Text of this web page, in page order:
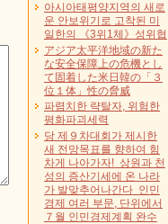
아시아태평양지역의 새로
운 안보위기로 고착된 미
일한의 《3위1체》성위협
アジア太平洋地域の新た
な安全保障上の危機とし
て固着した米日韓の「３
位１体」性の脅威
파렴치한 략탈자, 위험한
평화파괴세력
당 제９차대회가 제시한
새 전망목표를 향하여 힘
차게 나아가자! 상원과 천
성의 증산기세에 온 나라
가 발맞추어나간다 인민
경제 여러 부문, 단위에서
７월 인민경제계획 완수